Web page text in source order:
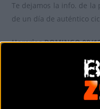
Te dejamos la info. de
de un día de auténtico
Horarios DOMINGO 08/
10:00 Cadetes